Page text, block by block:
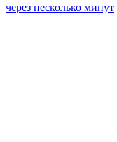
через несколько минут